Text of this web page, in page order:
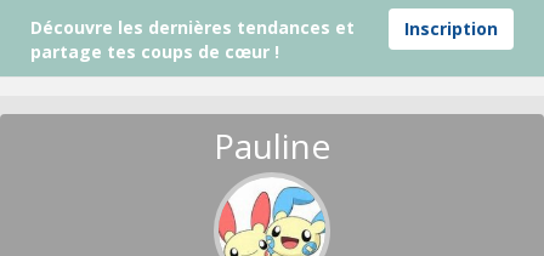
Inscription
Découvre les dernières tendances et
partage tes coups de cœur !
Pauline